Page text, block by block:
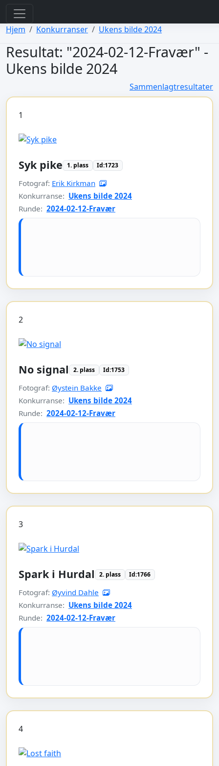
view: menus/_default.php
Hjem
Konkurranser Ukens bilde 2024
Resultat: "2024-02-12-Fravær" -
Ukens bilde 2024
Sammenlagtresultater
1
Syk pike 1. plass Id:1723
Fotograf: Erik Kirkman
Konkurranse: Ukens bilde 2024
Runde: 2024-02-12-Fravær
2
No signal 2. plass Id:1753
Fotograf: Øystein Bakke
Konkurranse: Ukens bilde 2024
Runde: 2024-02-12-Fravær
3
Spark i Hurdal 2. plass Id:1766
Fotograf: Øyvind Dahle
Konkurranse: Ukens bilde 2024
Runde: 2024-02-12-Fravær
4